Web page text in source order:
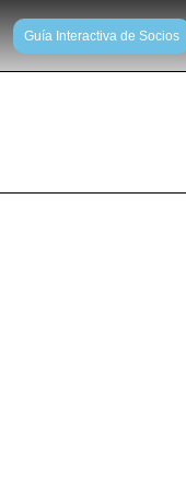
Guía Interactiva de Socios